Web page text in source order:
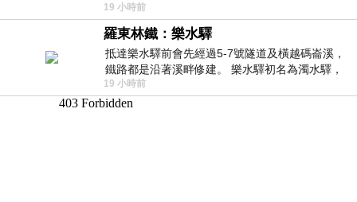
眸2026描述攝影師徐珍因遺
19 小時前
羅東林鐵：樂水驛
抵達樂水驛前會先經過5-7號隧道及橫越碼崙溪，
鐵路都是沿著溪畔修建。 樂水驛初名為濁水驛，
但因與臺鐵集集線車站同名，於1953
19 小時前